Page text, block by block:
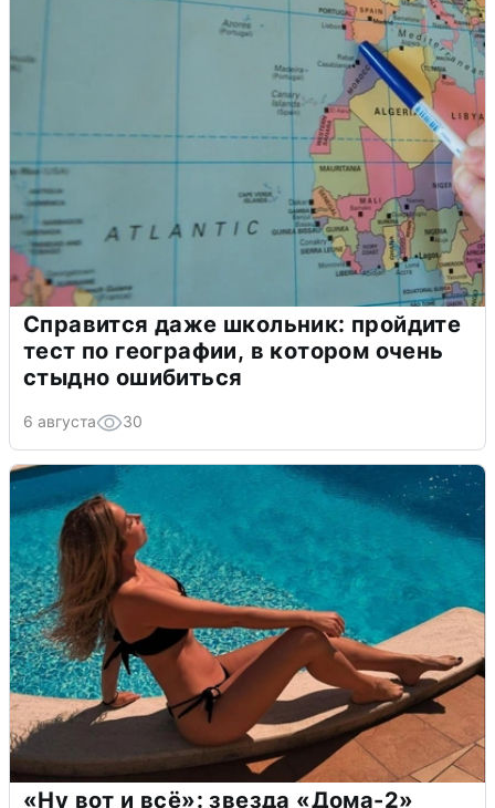
Справится даже школьник: пройдите
тест по географии, в котором очень
стыдно ошибиться
6 августа 30
«Ну вот и всё»: звезда «Дома-2»